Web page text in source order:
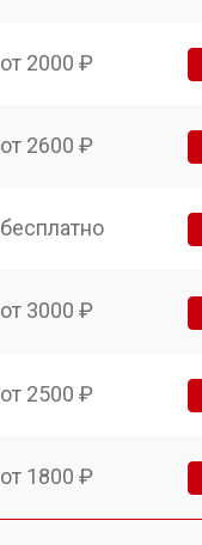
от 2000 ₽
от 2600 ₽
бесплатно
от 3000 ₽
от 2500 ₽
от 1800 ₽